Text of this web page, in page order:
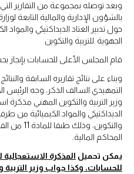
وبعد توصله بمجموعة من التقارير
بالشؤون الإدارية والمالية التابعة
حول تدبير العتاد الديداكتيكي
الجهوية .للتربية والتكوين
قام المجلس الأعلى للحسابات
وبناء على نتائج تقاريره السابقة
التمهيدي السالف الذكر، وجه الرئيس
وزير التربية والتكوين المهني مذكرة
الديداكتيكي والمواد الكيميائية من
المحاكم المالية..
يمكن تحميل المذكرة
للحسابات، وكذا جواب وزير